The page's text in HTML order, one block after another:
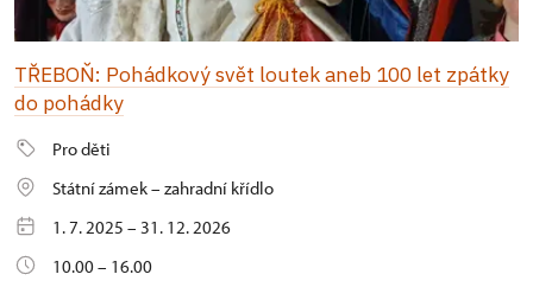
TŘEBOŇ: Pohádkový svět loutek aneb 100 let zpátky
do pohádky
Pro děti
Státní zámek – zahradní křídlo
1. 7. 2025 – 31. 12. 2026
10.00 – 16.00